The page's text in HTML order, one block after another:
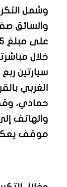
وشمل
والسائق
خلال
سيارتين
الغربي
حمادي،
والهاتف
موقف يعكس